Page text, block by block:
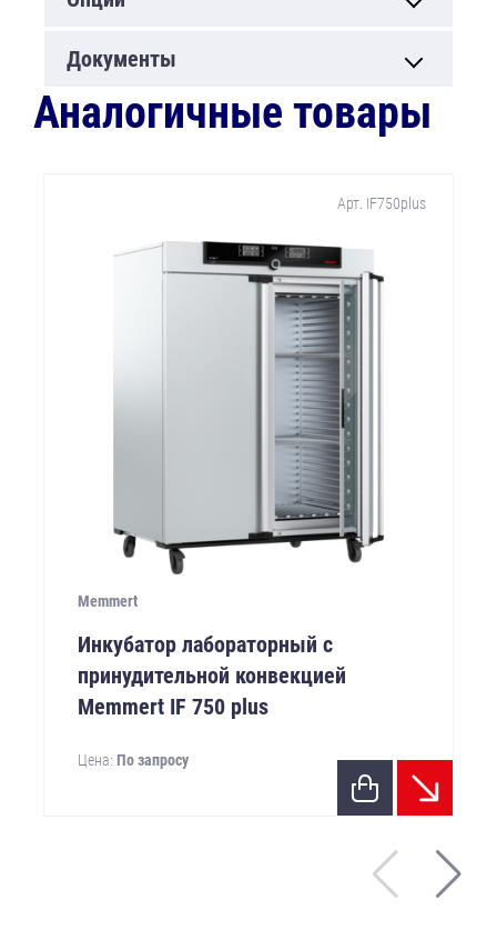
Документы
Аналогичные товары
Арт. IF750plus
Memmert
Инкубатор лабораторный с
принудительной конвекцией
Memmert IF 750 plus
Цена: По запросу